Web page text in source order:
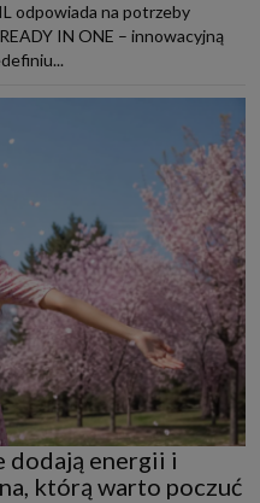
odpowiada na potrzeby
IN ONE – innowacyjną
dodają energii i
którą warto poczuć